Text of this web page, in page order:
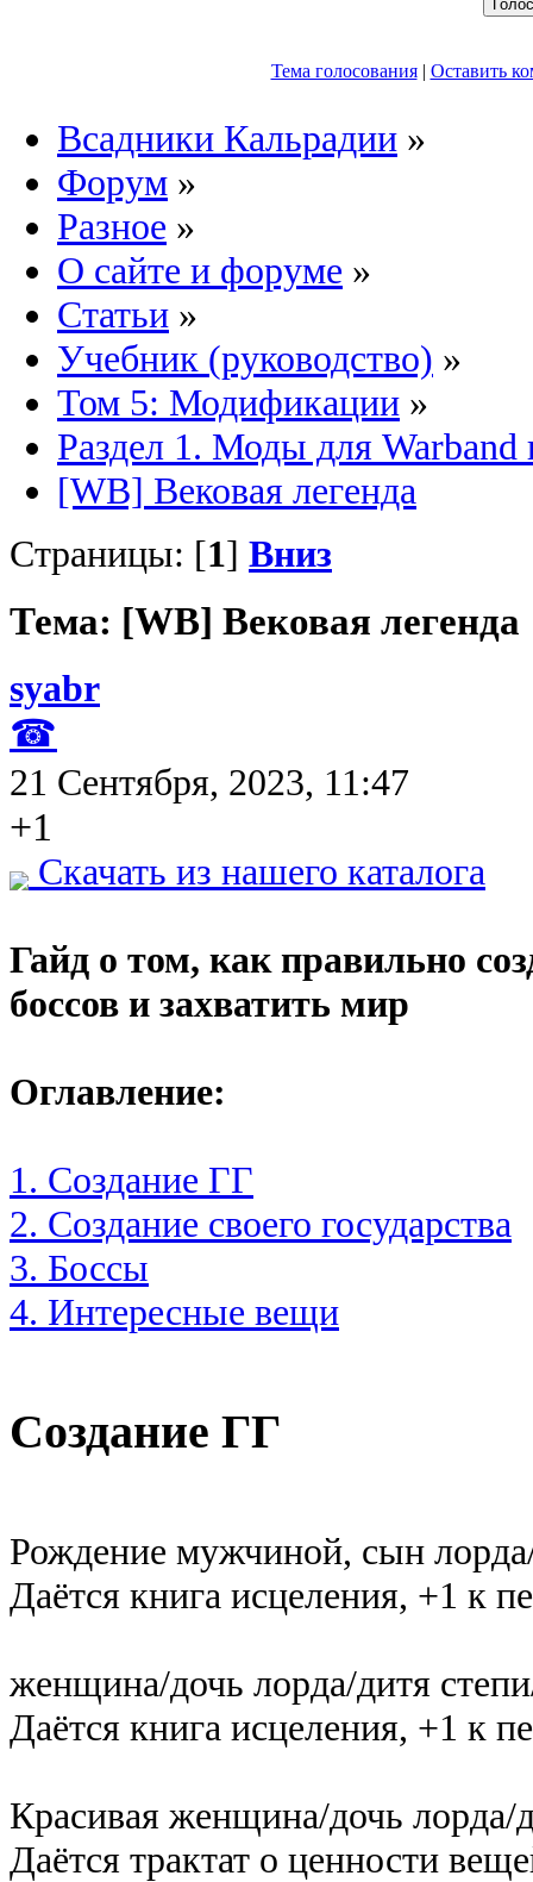
Тема голосования| Оставить
Всадники Кальрадии »
Форум »
Разное »
О сайте и форуме »
Статьи »
Учебник (руководство) »
Том 5: Модификации »
Раздел 1. Моды для Warband
[WB] Вековая легенда
Страницы: [1] Вниз
Тема: [WB] Вековая
syabr
☎
21 Сентября, 2023, 11:47
+1
Скачать из нашего каталога
Гайд о том, как правильно
боссов и захватить мир
Оглавление:
1. Создание ГГ
2. Создание своего государства
3. Боссы
4. Интересные вещи
Создание ГГ
Рождение мужчиной, сын
Даётся книга исцеления, +1 к
женщина/дочь лорда/дитя
Даётся книга исцеления, +1 к
Красивая женщина/дочь лорда/
Даётся трактат о ценности